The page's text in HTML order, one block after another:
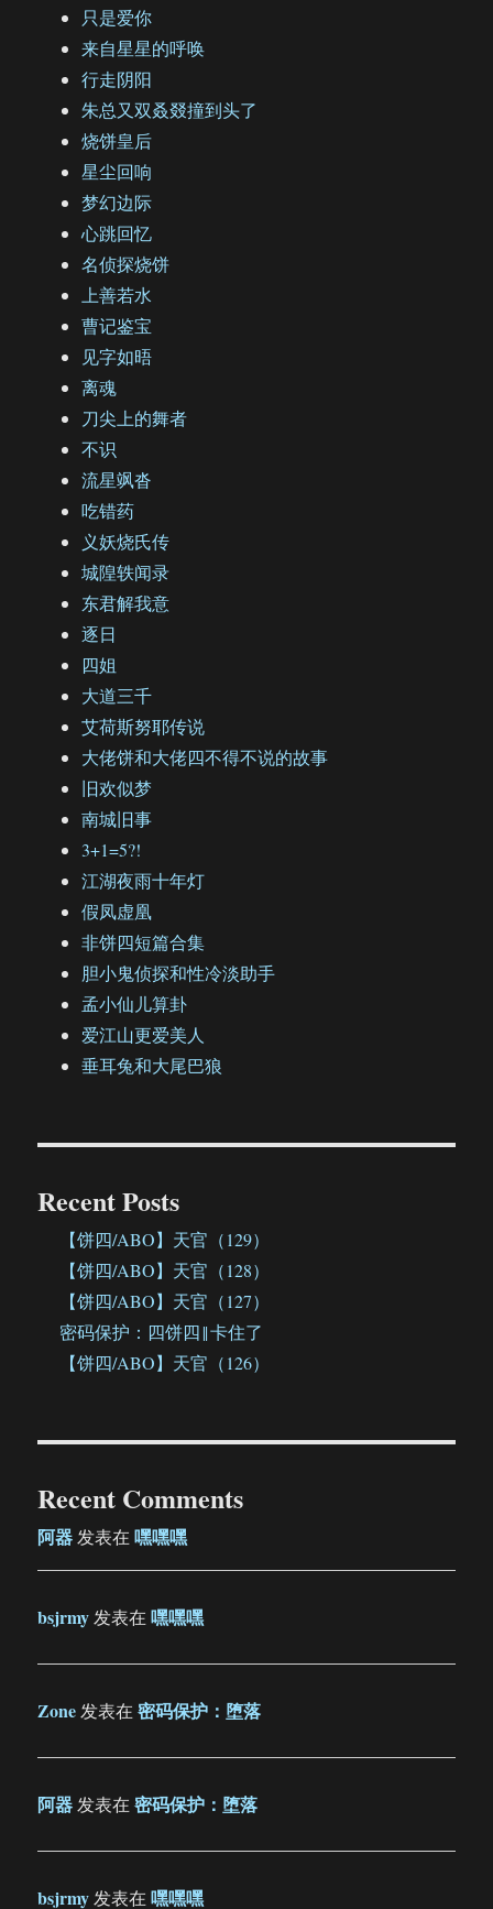
只是爱你
来自星星的呼唤
行走阴阳
朱总又双叒叕撞到头了
烧饼皇后
星尘回响
梦幻边际
心跳回忆
名侦探烧饼
上善若水
曹记鉴宝
见字如晤
离魂
刀尖上的舞者
不识
流星飒沓
吃错药
义妖烧氏传
城隍轶闻录
东君解我意
逐日
四姐
大道三千
艾荷斯努耶传说
大佬饼和大佬四不得不说的故事
旧欢似梦
南城旧事
3+1=5?!
江湖夜雨十年灯
假凤虚凰
非饼四短篇合集
胆小鬼侦探和性冷淡助手
孟小仙儿算卦
爱江山更爱美人
垂耳兔和大尾巴狼
Recent Posts
【饼四/ABO】天官（129）
【饼四/ABO】天官（128）
【饼四/ABO】天官（127）
密码保护：四饼四‖卡住了
【饼四/ABO】天官（126）
Recent Comments
阿器发表在嘿嘿嘿
bsjrmy发表在嘿嘿嘿
Zone发表在密码保护：堕落
阿器发表在密码保护：堕落
bsjrmy发表在嘿嘿嘿